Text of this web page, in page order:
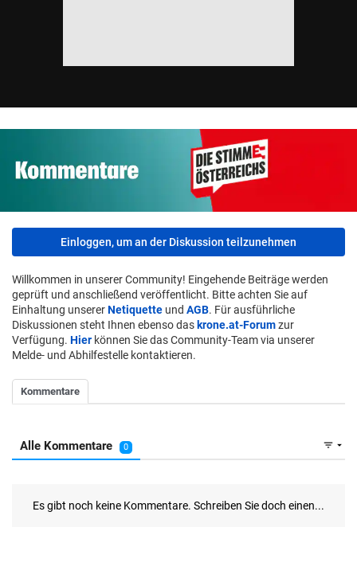
Einloggen, um an der Diskussion teilzunehmen
Willkommen in unserer Community! Eingehende Beiträge werden
geprüft und anschließend veröffentlicht. Bitte achten Sie auf
Einhaltung unsererNetiquette und AGB. Für ausführliche
Diskussionen steht Ihnen ebenso das krone.at-Forumzur
Verfügung. Hier können Sie das Community-Team via unserer
Melde- und Abhilfestelle kontaktieren.